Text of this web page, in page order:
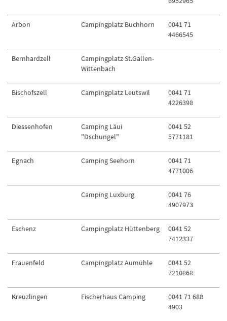
Arbon Campingplatz Buchhorn
0041 71
4466545
Bernhardzell
Campingplatz St.Gallen-
Wittenbach
Bischofszell Campingplatz Leutswil
0041 71
4226398
Diessenhofen
Camping Läui
"Dschungel"
0041 52
5771181
Egnach Camping Seehorn
0041 71
4771006
Camping Luxburg
0041 76
4907973
Eschenz Campingplatz Hüttenberg
0041 52
7412337
Frauenfeld Campingplatz Aumühle
0041 52
7210868
Kreuzlingen Fischerhaus Camping
0041 71 688
4903